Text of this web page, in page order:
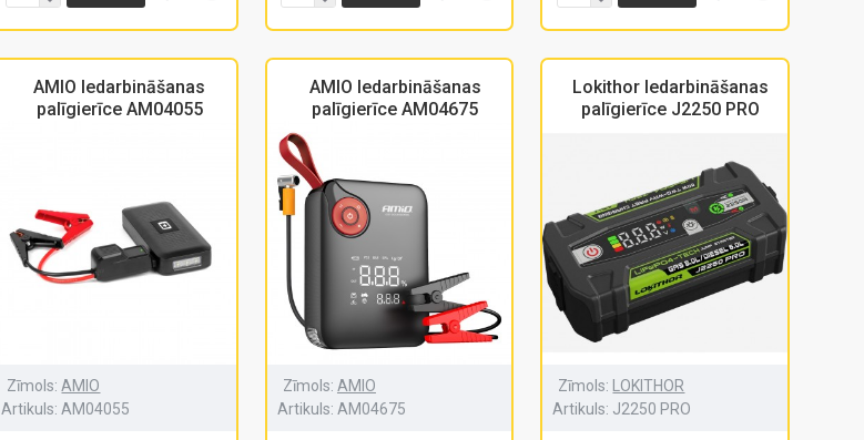
AMIO Iedarbināšanas
palīgierīce AM04055
Zīmols: AMIO
Artikuls: AM04055
AMIO Iedarbināšanas
palīgierīce AM04675
Zīmols: AMIO
Artikuls: AM04675
Lokithor Iedarbināšanas
palīgierīce J2250 PRO
Zīmols: LOKITHOR
Artikuls: J2250 PRO